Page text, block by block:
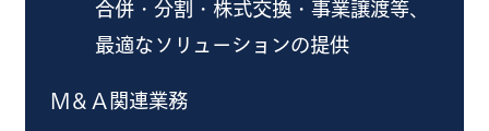
合併・分割・株式交換・事業譲渡等、
最適なソリューションの提供
Ｍ＆Ａ関連業務